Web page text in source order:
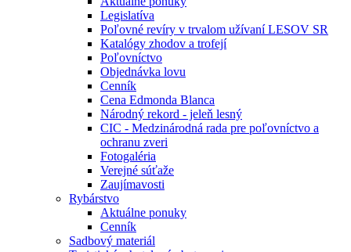
Legislatíva
Poľovné revíry v trvalom užívaní LESOV SR
Katalógy zhodov a trofejí
Poľovníctvo
Objednávka lovu
Cenník
Cena Edmonda Blanca
Národný rekord - jeleň lesný
CIC - Medzinárodná rada pre poľovníctvo a
ochranu zveri
Fotogaléria
Verejné súťaže
Zaujímavosti
Rybárstvo
Aktuálne ponuky
Cenník
Sadbový materiál